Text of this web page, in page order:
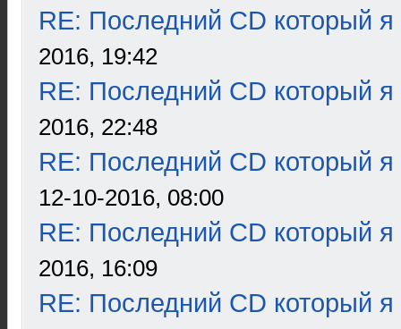
RE: Последний CD который я
2016, 19:42
RE: Последний CD который я
2016, 22:48
RE: Последний CD который я
12-10-2016, 08:00
RE: Последний CD который я
2016, 16:09
RE: Последний CD который я